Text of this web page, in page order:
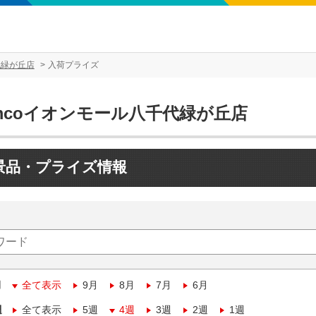
が丘店 入荷プライズ
イオンモール八千代緑が丘店
品・プライズ情報
全て表示 9月 8月 7月 6月
全て表示 5週 4週 3週 2週 1週